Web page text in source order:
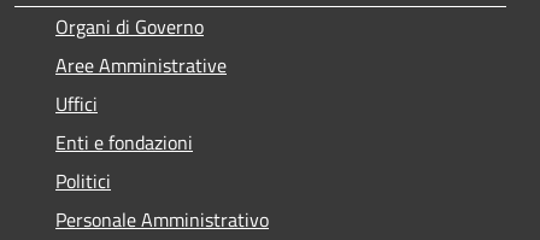
Organi di Governo
Aree Amministrative
Uffici
Enti e fondazioni
Politici
Personale Amministrativo